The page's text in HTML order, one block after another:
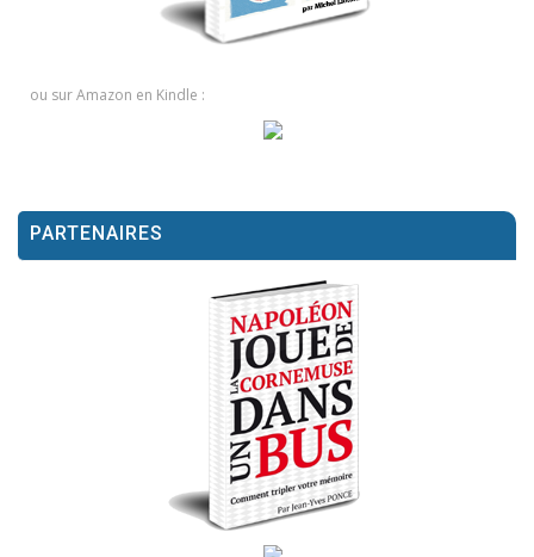
ou sur Amazon en Kindle :
PARTENAIRES